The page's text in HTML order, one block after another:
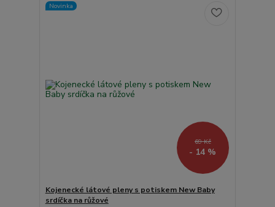
Novinka
69 Kč
- 14 %
Kojenecké látové pleny s potiskem New Baby
srdíčka na růžové